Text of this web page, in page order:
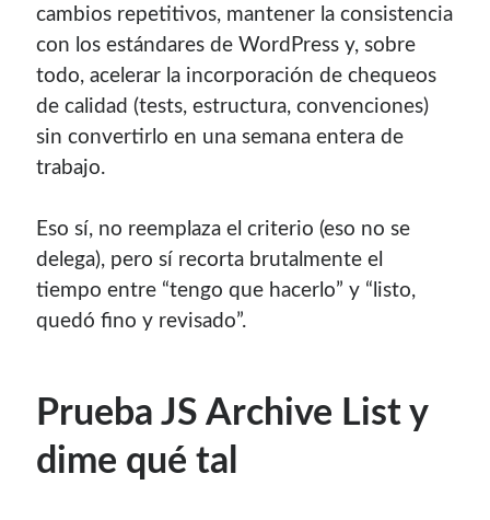
cambios repetitivos, mantener la consistencia
con los estándares de WordPress y, sobre
todo, acelerar la incorporación de chequeos
de calidad (tests, estructura, convenciones)
sin convertirlo en una semana entera de
trabajo.
Eso sí, no reemplaza el criterio (eso no se
delega), pero sí recorta brutalmente el
tiempo entre “tengo que hacerlo” y “listo,
quedó fino y revisado”.
Prueba JS Archive List y
dime qué tal